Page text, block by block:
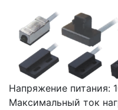
Напряжение питания:
Максимальный ток